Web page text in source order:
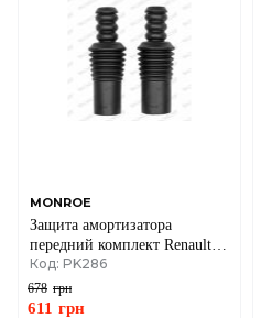
VOLVO
ZEEKR
MONROE
Защита амортизатора
передний комплект Renault
Logan, Duster 2010–
Код: PK286
678 грн
611 грн